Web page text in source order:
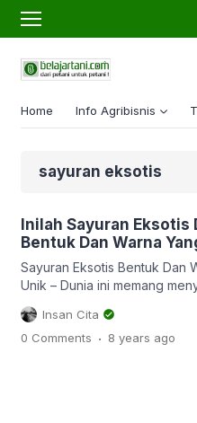
Home Info Agribisnis
sayuran eksotis
Inilah Sayuran Eksotis
Bentuk Dan Warna
Sayuran Eksotis Bentuk Dan
Unik – Dunia ini memang
banyak misteri. Banyak hal
eksotis yang bisa kita temui
dipertanian. Di pertanian, kita
Insan Cita
0 Comments . 8 years ago